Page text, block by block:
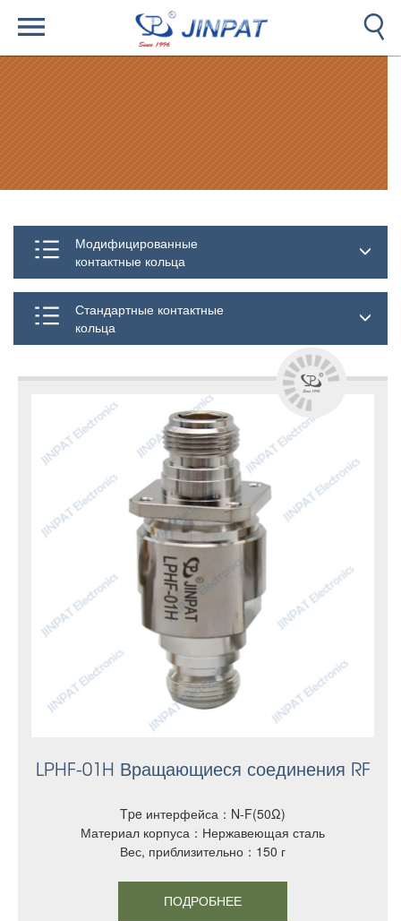
Модифицированные
контактные кольца
Стандартные контактные
кольца
LPHF-01H Вращающиеся соединения RF
Tpe интерфейса：N-F(50Ω)
Материал корпуса：Нержавеющая сталь
Вес, приблизительно：150 г
ПОДРОБНЕЕ